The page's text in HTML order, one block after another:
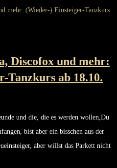
Discofox und mehr:
Tanzkurs ab 18.10.
und die, die es werden wollen,Du
bist aber ein bisschen aus der
aber willst das Parkett nicht